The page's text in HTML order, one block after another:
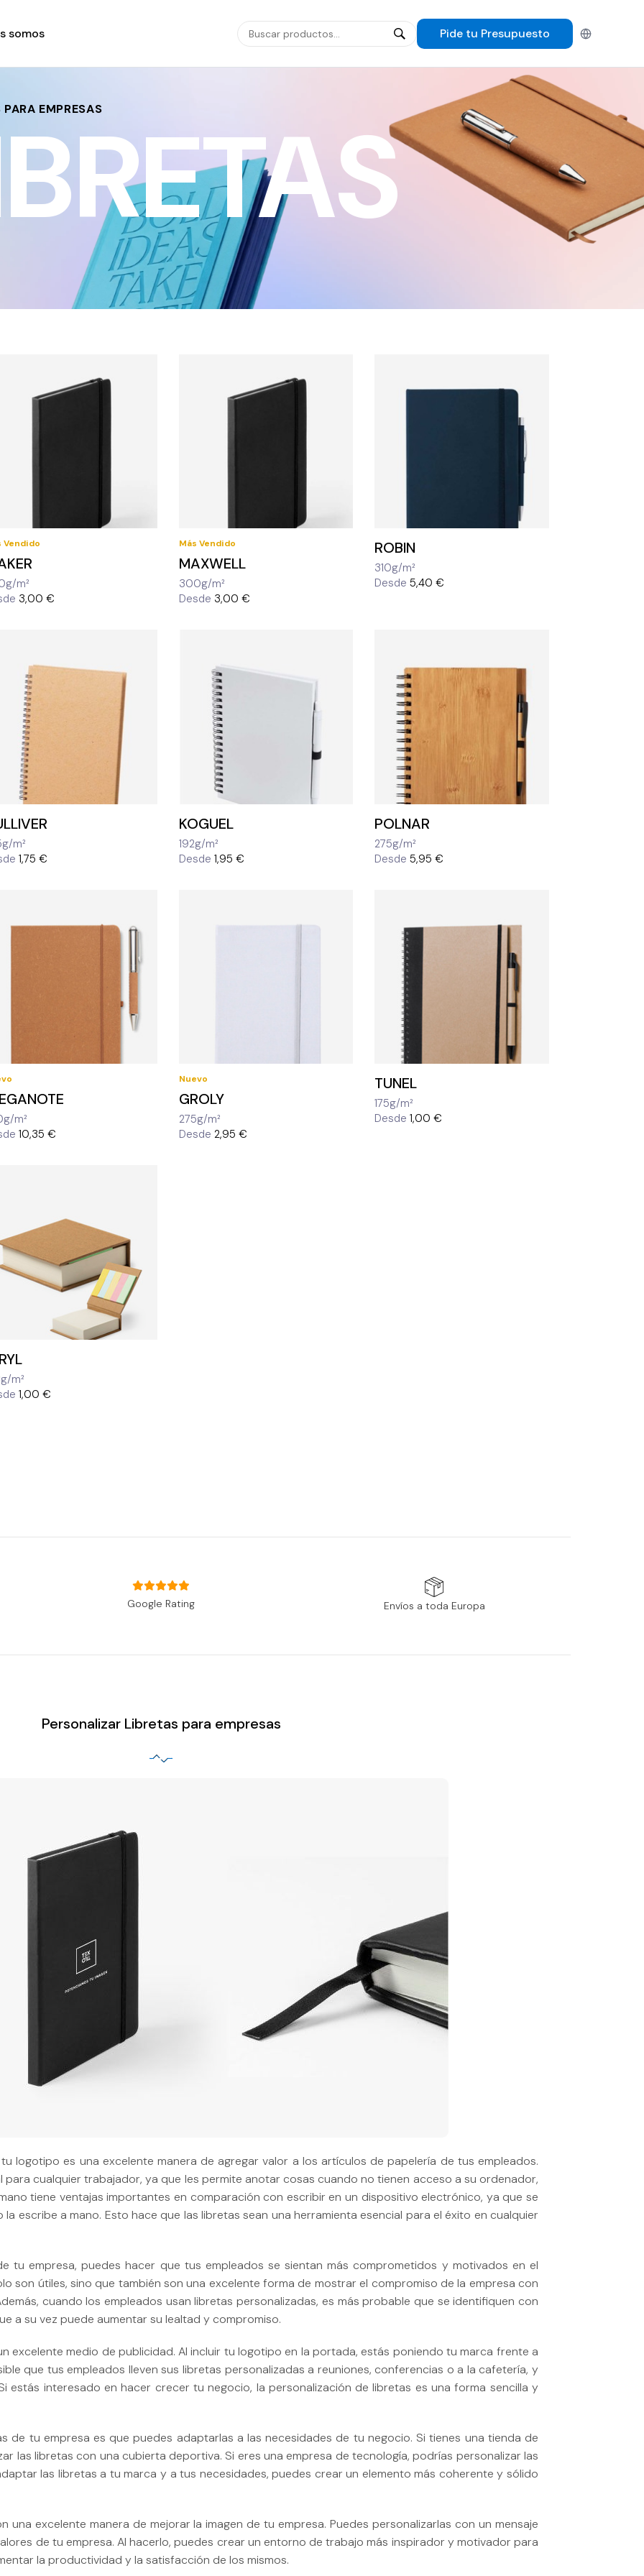
somos Pide tu Presupuesto Español
EMPRESAS
Vendido
m²
3,00 €
Más Vendido
MAXWELL
300g/m²
Desde 3,00 €
ROBIN
310g/m²
Desde 5,40 €
m²
1,75 €
KOGUEL
192g/m²
Desde 1,95 €
POLNAR
275g/m²
Desde 5,95 €
m²
10,35 €
Nuevo
GROLY
275g/m²
Desde 2,95 €
TUNEL
175g/m²
Desde 1,00 €
m²
1,00 €
Google Rating Envíos a toda Europa
Personalizar Libretas para empresas
logotipo es una excelente manera de agregar valor a los artículos de papelería de tus empleados.
cualquier trabajador, ya que les permite anotar cosas cuando no tienen acceso a su ordenador,
tiene ventajas importantes en comparación con escribir en un dispositivo electrónico, ya que se
escribe a mano. Esto hace que las libretas sean una herramienta esencial para el éxito en cualquier
tu empresa, puedes hacer que tus empleados se sientan más comprometidos y motivados en el
son útiles, sino que también son una excelente forma de mostrar el compromiso de la empresa con
cuando los empleados usan libretas personalizadas, es más probable que se identifiquen con
a su vez puede aumentar su lealtad y compromiso.
excelente medio de publicidad. Al incluir tu logotipo en la portada, estás poniendo tu marca frente a
que tus empleados lleven sus libretas personalizadas a reuniones, conferencias o a la cafetería, y
estás interesado en hacer crecer tu negocio, la personalización de libretas es una forma sencilla y
de tu empresa es que puedes adaptarlas a las necesidades de tu negocio. Si tienes una tienda de
las libretas con una cubierta deportiva. Si eres una empresa de tecnología, podrías personalizar las
las libretas a tu marca y a tus necesidades, puedes crear un elemento más coherente y sólido
una excelente manera de mejorar la imagen de tu empresa. Puedes personalizarlas con un mensaje
de tu empresa. Al hacerlo, puedes crear un entorno de trabajo más inspirador y motivador para
la productividad y la satisfacción de los mismos.